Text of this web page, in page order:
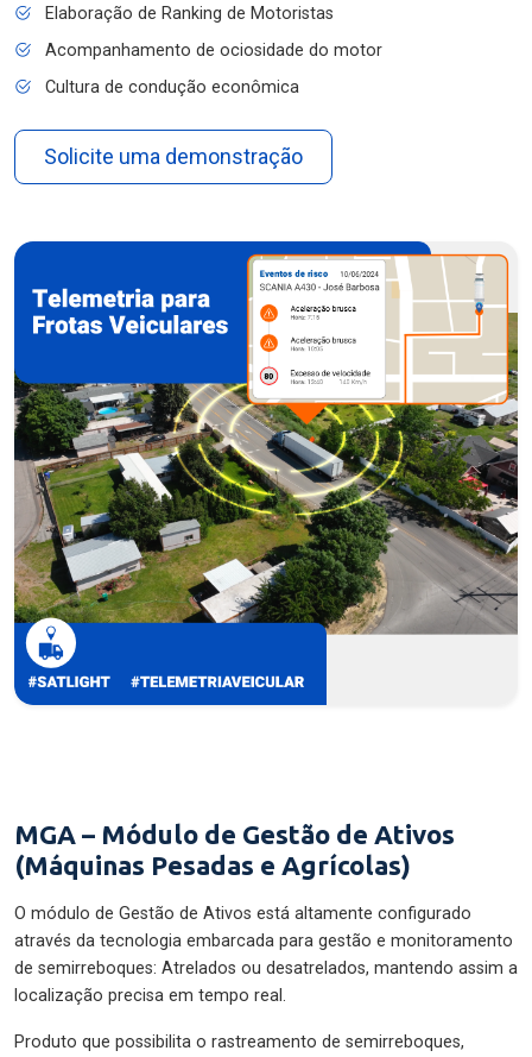
Elaboração de Ranking de Motoristas
Acompanhamento de ociosidade do motor
Cultura de condução econômica
Solicite uma demonstração
MGA – Módulo de Gestão de Ativos
(Máquinas Pesadas e Agrícolas)
O módulo de Gestão de Ativos está altamente configurado
através da tecnologia embarcada para gestão e monitoramento
de semirreboques: Atrelados ou desatrelados, mantendo assim a
localização precisa em tempo real.
Produto que possibilita o rastreamento de semirreboques,